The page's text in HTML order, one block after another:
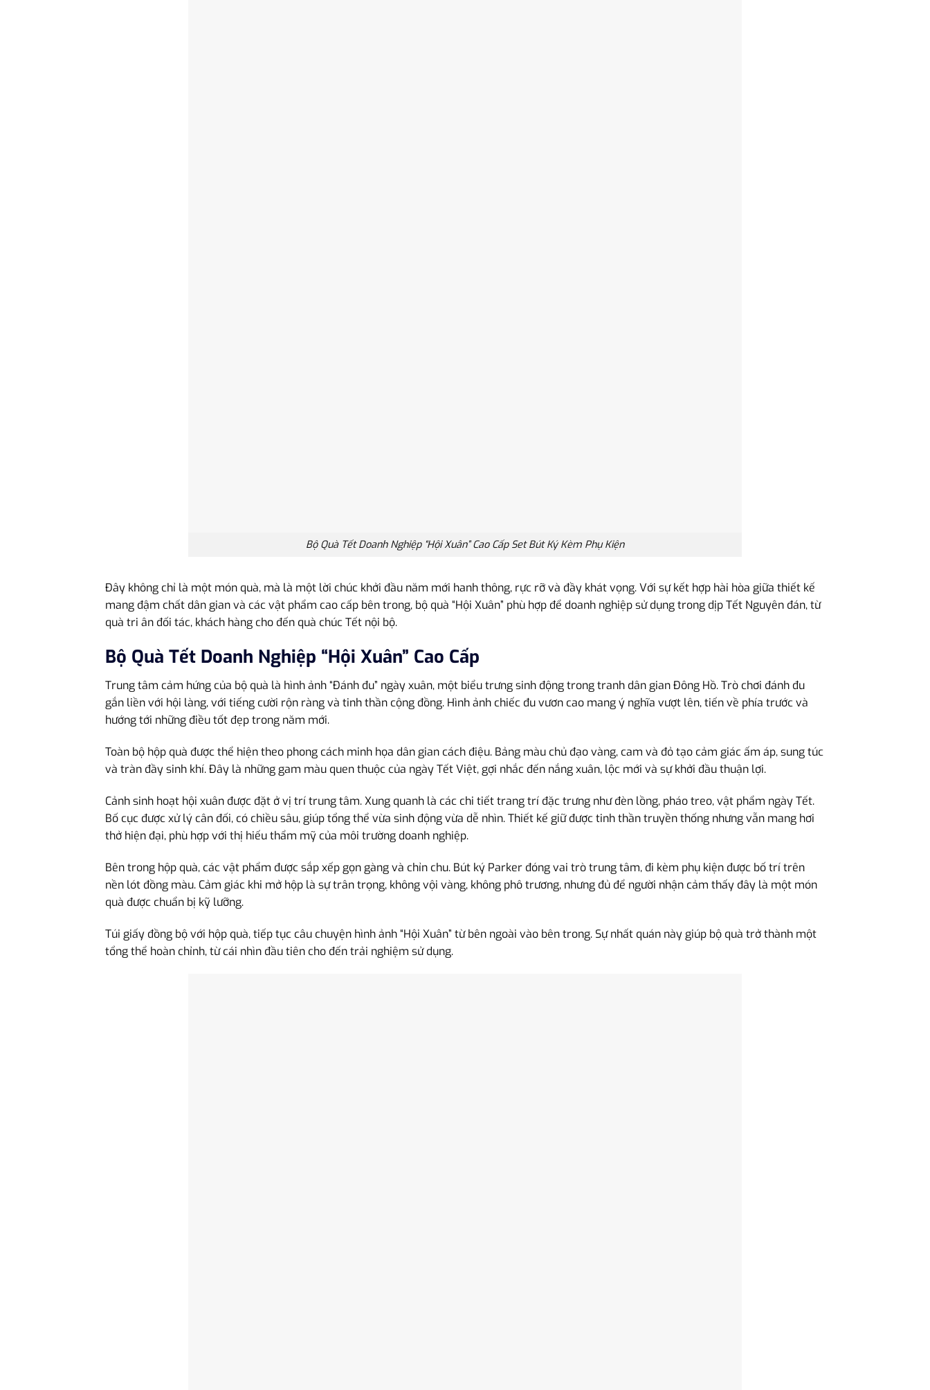
Bộ Quà Tết Doanh Nghiệp “Hội Xuân” Cao Cấp Set Bút Ký Kèm Phụ Kiện
Đây không chỉ là một món quà, mà là một lời chúc khởi đầu năm mới hanh thông, rực rỡ và đầy khát vọng. Với sự kết hợp hài hòa giữa thiết kế
mang đậm chất dân gian và các vật phẩm cao cấp bên trong, bộ quà “Hội Xuân” phù hợp để doanh nghiệp sử dụng trong dịp Tết Nguyên đán, từ
quà tri ân đối tác, khách hàng cho đến quà chúc Tết nội bộ.
Bộ Quà Tết Doanh Nghiệp “Hội Xuân” Cao Cấp
Trung tâm cảm hứng của bộ quà là hình ảnh “Đánh đu” ngày xuân, một biểu trưng sinh động trong tranh dân gian Đông Hồ. Trò chơi đánh đu
gắn liền với hội làng, với tiếng cười rộn ràng và tinh thần cộng đồng. Hình ảnh chiếc đu vươn cao mang ý nghĩa vượt lên, tiến về phía trước và
hướng tới những điều tốt đẹp trong năm mới.
Toàn bộ hộp quà được thể hiện theo phong cách minh họa dân gian cách điệu. Bảng màu chủ đạo vàng, cam và đỏ tạo cảm giác ấm áp, sung túc
và tràn đầy sinh khí. Đây là những gam màu quen thuộc của ngày Tết Việt, gợi nhắc đến nắng xuân, lộc mới và sự khởi đầu thuận lợi.
Cảnh sinh hoạt hội xuân được đặt ở vị trí trung tâm. Xung quanh là các chi tiết trang trí đặc trưng như đèn lồng, pháo treo, vật phẩm ngày Tết.
Bố cục được xử lý cân đối, có chiều sâu, giúp tổng thể vừa sinh động vừa dễ nhìn. Thiết kế giữ được tinh thần truyền thống nhưng vẫn mang hơi
thở hiện đại, phù hợp với thị hiếu thẩm mỹ của môi trường doanh nghiệp.
Bên trong hộp quà, các vật phẩm được sắp xếp gọn gàng và chỉn chu. Bút ký Parker đóng vai trò trung tâm, đi kèm phụ kiện được bố trí trên
nền lót đồng màu. Cảm giác khi mở hộp là sự trân trọng, không vội vàng, không phô trương, nhưng đủ để người nhận cảm thấy đây là một món
quà được chuẩn bị kỹ lưỡng.
Túi giấy đồng bộ với hộp quà, tiếp tục câu chuyện hình ảnh “Hội Xuân” từ bên ngoài vào bên trong. Sự nhất quán này giúp bộ quà trở thành một
tổng thể hoàn chỉnh, từ cái nhìn đầu tiên cho đến trải nghiệm sử dụng.